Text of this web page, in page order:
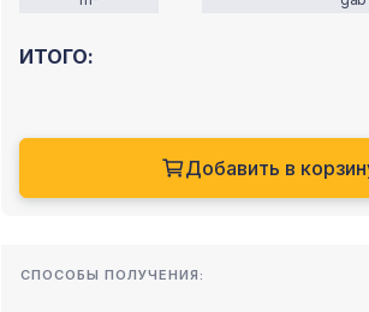
ИТОГО:
Добавить в
СПОСОБЫ ПОЛУЧЕНИЯ: